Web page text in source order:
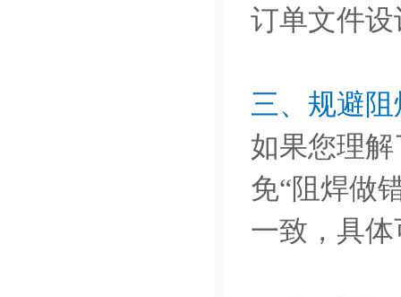
订单文件设
三、规避
如果您理
免“阻焊做
一致，具